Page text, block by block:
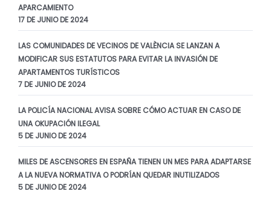
APARCAMIENTO
17 DE JUNIO DE 2024
LAS COMUNIDADES DE VECINOS DE VALÈNCIA SE LANZAN A
MODIFICAR SUS ESTATUTOS PARA EVITAR LA INVASIÓN DE
APARTAMENTOS TURÍSTICOS
7 DE JUNIO DE 2024
LA POLICÍA NACIONAL AVISA SOBRE CÓMO ACTUAR EN CASO DE
UNA OKUPACIÓN ILEGAL
5 DE JUNIO DE 2024
MILES DE ASCENSORES EN ESPAÑA TIENEN UN MES PARA ADAPTARSE
A LA NUEVA NORMATIVA O PODRÍAN QUEDAR INUTILIZADOS
5 DE JUNIO DE 2024